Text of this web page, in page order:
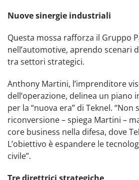
Nuove sinergie industriali
Questa mossa rafforza il Gruppo
nell’automotive, aprendo scenari
tra settori strategici.
Anthony Martini, l’imprenditore
dell’operazione, delinea un piano
per la “nuova era” di Teknel.
riconversione – spiega Martini –
core business nella difesa, dove
L’obiettivo è espandere le
civile”.